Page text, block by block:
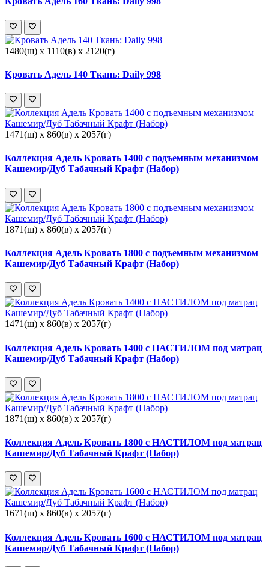
1480(ш) x 1110(в) x 2120(г)
Кровать Адель 140 Ткань: Daily 998
1471(ш) x 860(в) x 2057(г)
Коллекция Адель Кровать 1400 с подъемным механизмом
Кашемир/Дуб Табачный Крафт (Набор)
1871(ш) x 860(в) x 2057(г)
Коллекция Адель Кровать 1800 с подъемным механизмом
Кашемир/Дуб Табачный Крафт (Набор)
1471(ш) x 860(в) x 2057(г)
Коллекция Адель Кровать 1400 с НАСТИЛОМ под матрац
Кашемир/Дуб Табачный Крафт (Набор)
1871(ш) x 860(в) x 2057(г)
Коллекция Адель Кровать 1800 с НАСТИЛОМ под матрац
Кашемир/Дуб Табачный Крафт (Набор)
1671(ш) x 860(в) x 2057(г)
Коллекция Адель Кровать 1600 с НАСТИЛОМ под матрац
Кашемир/Дуб Табачный Крафт (Набор)